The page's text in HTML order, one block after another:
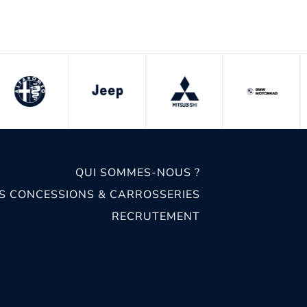
QUI SOMMES-NOUS ?
CONCESSIONS & CARROSSERIES
RECRUTEMENT